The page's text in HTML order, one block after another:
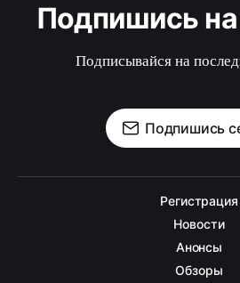
Подпишись на
Подписывайся на
Подпишись
Регистрация
Новости
Анонсы
Обзоры